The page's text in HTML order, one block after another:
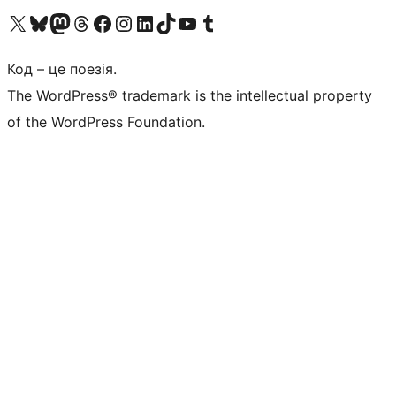
Visit our X (formerly Twitter) account
Visit our Bluesky account
Завітайте до нашої стрічки в Mastodon
Visit our Threads account
Завітайте на нашу сторінку в Facebook
Visit our Instagram account
Visit our LinkedIn account
Visit our TikTok account
Visit our YouTube channel
Visit our Tumblr account
Код – це поезія.
The WordPress® trademark is the intellectual property
of the WordPress Foundation.